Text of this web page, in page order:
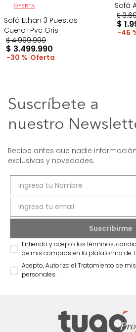
OFERTA
Sofá Ethan 3 Puestos
Cuero+Pvc Gris
$ 4.999.990
$ 3.499.990
30 %
Sofá
$ 3.
$ 1.
46
Suscríbete a
nuestro
Recibe antes que nadie
exclusivas y novedades.
Entiendo y acepto los términos,
de mis compras en la plataforma de
Acepto, Autorizo el Tratamiento de
personales.